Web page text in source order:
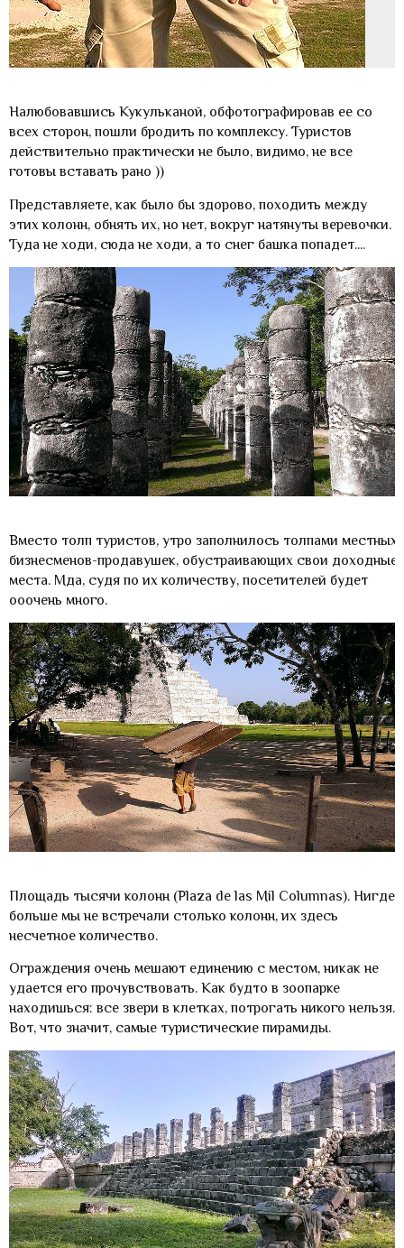
Налюбовавшись Кукульканой, обфотографировав ее со
всех сторон, пошли бродить по комплексу. Туристов
действительно практически не было, видимо, не все
готовы вставать рано ))
Представляете, как было бы здорово, походить между
этих колонн, обнять их, но нет, вокруг натянуты веревочки.
Туда не ходи, сюда не ходи, а то снег башка попадет....
Вместо толп туристов, утро заполнилось толпами местных
бизнесменов-продавушек, обустраивающих свои доходные
места. Мда, судя по их количеству, посетителей будет
ооочень много.
Площадь тысячи колонн (Plaza de las Mil Columnas). Нигде
больше мы не встречали столько колонн, их здесь
несчетное количество.
Ограждения очень мешают единению с местом, никак не
удается его прочувствовать. Как будто в зоопарке
находишься: все звери в клетках, потрогать никого нельзя.
Вот, что значит, самые туристические пирамиды.